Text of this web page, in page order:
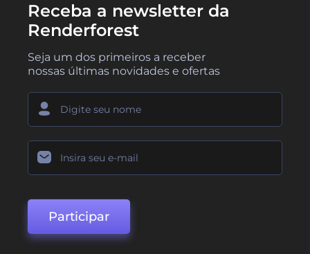
Receba a newsletter da
Renderforest
Seja um dos primeiros a receber
nossas últimas novidades e ofertas
Participar